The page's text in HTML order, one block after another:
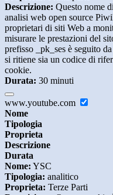
Descrizione: Questo nome
analisi web open source
proprietari di siti Web a
misurare le prestazioni del
prefisso _pk_ses è seguito
si ritiene sia un codice di
cookie.
Durata: 30 minuti
www.youtube.com
Nome
Tipologia
Proprieta
Descrizione
Durata
Nome: YSC
Tipologia: analitico
Proprieta: Terze Parti